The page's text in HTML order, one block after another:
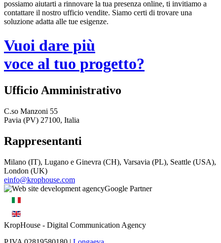
possiamo aiutarti a rinnovare la tua presenza online, ti invitiamo a
contattare il nostro ufficio vendite. Siamo certi di trovare una
soluzione adatta alle tue esigenze.
Vuoi dare più
voce al tuo progetto?
Ufficio Amministrativo
C.so Manzoni 55
Pavia (PV) 27100, Italia
Rappresentanti
Milano (IT), Lugano e Ginevra (CH), Varsavia (PL), Seattle (USA),
London (UK)
einfo@krophouse.com
KropHouse - Digital Communication Agency